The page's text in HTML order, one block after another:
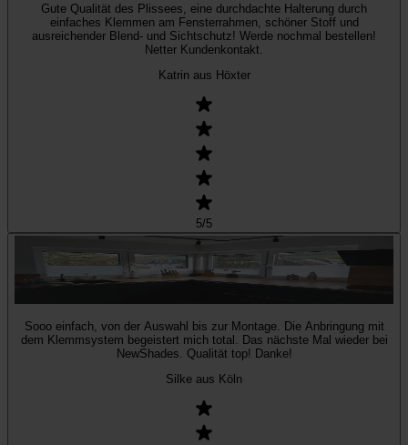
Gute Qualität des Plissees, eine durchdachte Halterung durch
einfaches Klemmen am Fensterrahmen, schöner Stoff und
ausreichender Blend- und Sichtschutz! Werde nochmal bestellen!
Netter Kundenkontakt.
Katrin aus Höxter
5/5
Sooo einfach, von der Auswahl bis zur Montage. Die Anbringung mit
dem Klemmsystem begeistert mich total. Das nächste Mal wieder bei
NewShades. Qualität top! Danke!
Silke aus Köln